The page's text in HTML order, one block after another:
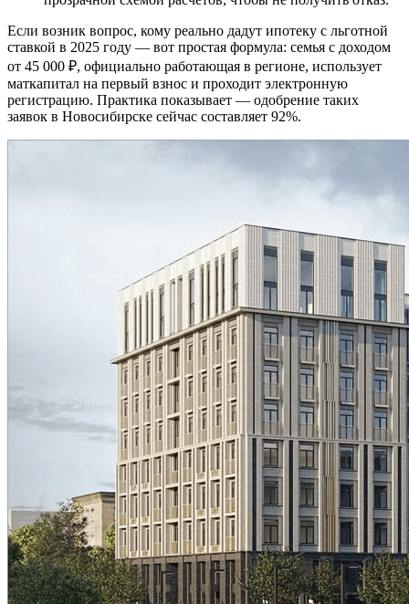
Если возник вопрос, кому реально дадут ипотеку с льготной
ставкой в 2025 году — вот простая формула: семья с доходом
от 45 000 ₽, официально работающая в регионе, использует
маткапитал на первый взнос и проходит электронную
регистрацию. Практика показывает — одобрение таких
заявок в Новосибирске сейчас составляет 92%.